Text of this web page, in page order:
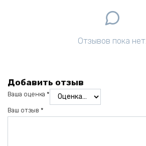
Отзывов пока нет.
Добавить отзыв
Ваша оценка *
Ваш отзыв *